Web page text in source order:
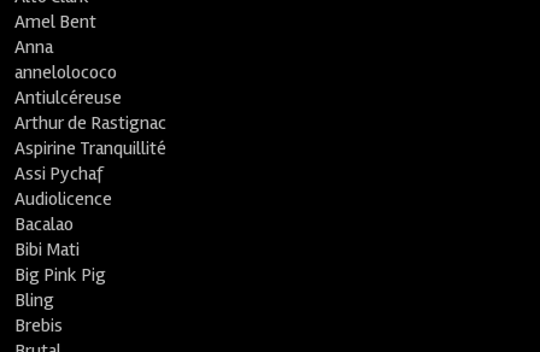
Amel Bent
Anna
annelolococo
Antiulcéreuse
Arthur de Rastignac
Aspirine Tranquillité
Assi Pychaf
Audiolicence
Bacalao
Bibi Mati
Big Pink Pig
Bling
Brebis